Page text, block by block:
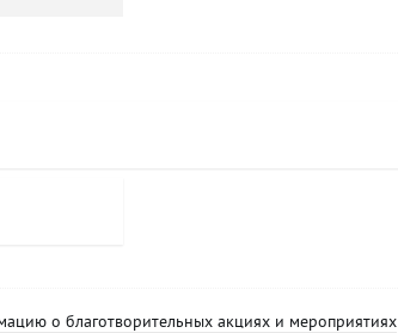
о благотворительных акциях и мероприятиях